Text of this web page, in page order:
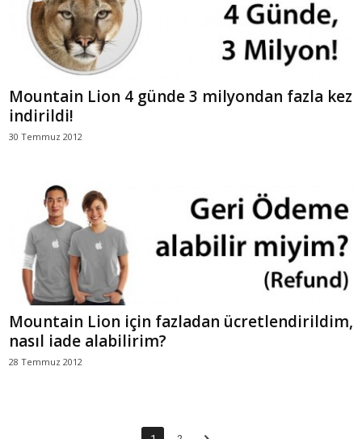
Mountain Lion 4 günde 3 milyondan fazla kez
indirildi!
30 Temmuz 2012
Mountain Lion için fazladan ücretlendirildim,
nasıl iade alabilirim?
28 Temmuz 2012